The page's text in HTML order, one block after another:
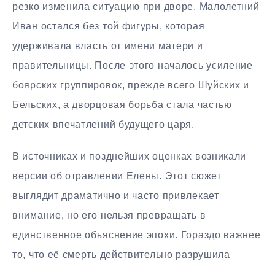
резко изменила ситуацию при дворе. Малолетний
Иван остался без той фигуры, которая
удерживала власть от имени матери и
правительницы. После этого началось усиление
боярских группировок, прежде всего Шуйских и
Бельских, а дворцовая борьба стала частью
детских впечатлений будущего царя.
В источниках и позднейших оценках возникали
версии об отравлении Елены. Этот сюжет
выглядит драматично и часто привлекает
внимание, но его нельзя превращать в
единственное объяснение эпохи. Гораздо важнее
то, что её смерть действительно разрушила